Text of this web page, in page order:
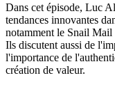
Dans cet épisode, Luc
tendances innovantes
notamment le Snail Mail
Ils discutent aussi de
l'importance de
création de valeur.